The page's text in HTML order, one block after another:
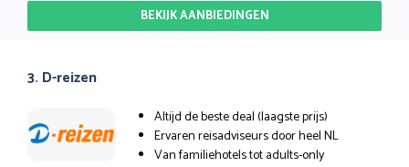
BEKIJK AANBIEDINGEN
3. D-reizen
Altijd de beste deal (laagste prijs)
Ervaren reisadviseurs door heel NL
Van familiehotels tot adults-only